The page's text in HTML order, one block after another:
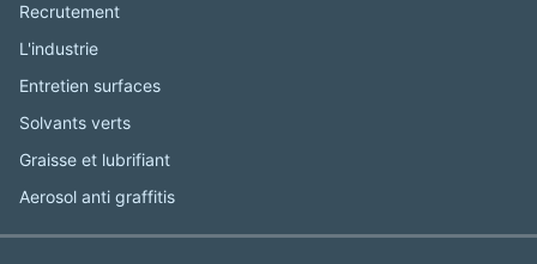
Recrutement
L'industrie
Entretien surfaces
Solvants verts
Graisse et lubrifiant
Aerosol anti graffitis